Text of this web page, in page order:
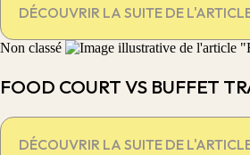
DÉCOUVRIR LA SUITE DE
Non classé
FOOD COURT VS BUFFET
DÉCOUVRIR LA SUITE DE